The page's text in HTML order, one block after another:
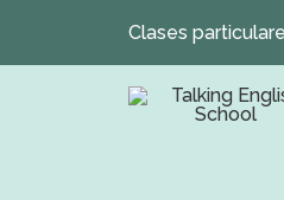
Clases